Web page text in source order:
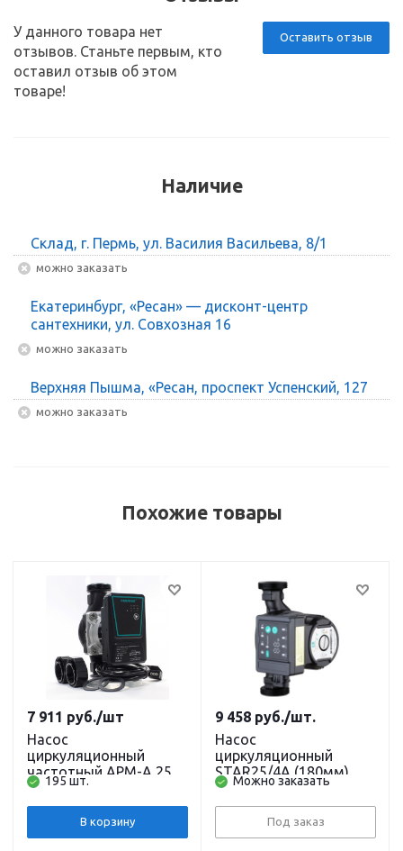
Оставить отзыв
У данного товара нет
отзывов. Станьте первым, кто
оставил отзыв об этом
товаре!
Наличие
Склад, г. Пермь, ул. Василия Васильева, 8/1
Можно заказать
Екатеринбург, «Ресан» — дисконт-центр
сантехники, ул. Совхозная 16
Можно заказать
Верхняя Пышма, «Ресан, проспект Успенский, 127
Можно заказать
Похожие товары
Насос
циркуляционный
частотный APM-A 25-
6-130 (1х220В; 45Вт), с
гайками, L130 SHIMGE
195 шт.
7 911 руб./шт
В корзину
Насос
циркуляционный
STAR25/4A (180мм)
частотный с гайками и
кабелем PUMPMAN
Можно заказать
9 458 руб./шт.
Под заказ